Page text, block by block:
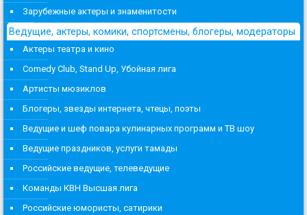
Зарубежные актеры и знаменитости
Ведущие, актеры, комики, спортсмены, блогеры, модераторы
Актеры театра и кино
Comedy Club, Stand Up, Убойная лига
Артисты мюзиклов
Блогеры, звезды интернета, чтецы, поэты
Ведущие и шеф повара кулинарных программ и ТВ шоу
Ведущие праздников, услуги тамады
Российские ведущие, телеведущие
Команды КВН Высшая лига
Российские юмористы, сатирики